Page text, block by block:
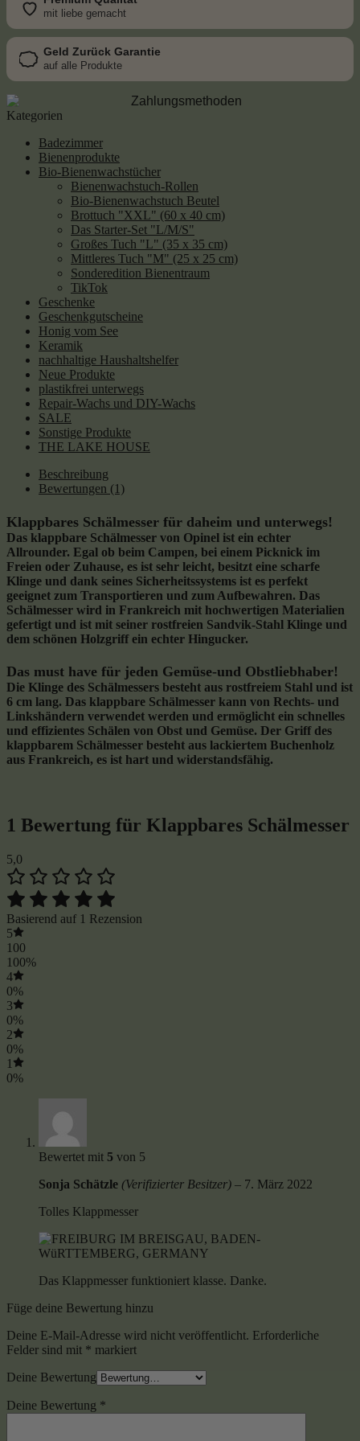
mit liebe gemacht
Geld Zurück Garantie
auf alle Produkte
Kategorien
Badezimmer
Bienenprodukte
Bio-Bienenwachstücher
Bienenwachstuch-Rollen
Bio-Bienenwachstuch Beutel
Brottuch "XXL" (60 x 40 cm)
Das Starter-Set "L/M/S"
Großes Tuch "L" (35 x 35 cm)
Mittleres Tuch "M" (25 x 25 cm)
Sonderedition Bienentraum
TikTok
Geschenke
Geschenkgutscheine
Honig vom See
Keramik
nachhaltige Haushaltshelfer
Neue Produkte
plastikfrei unterwegs
Repair-Wachs und DIY-Wachs
SALE
Sonstige Produkte
THE LAKE HOUSE
Beschreibung
Bewertungen (1)
Klappbares Schälmesser für daheim und unterwegs!
Das klappbare Schälmesser von Opinel ist ein echter
Allrounder. Egal ob beim Campen, bei einem Picknick im
Freien oder Zuhause, es ist sehr leicht, besitzt eine scharfe
Klinge und dank seines Sicherheitssystems ist es perfekt
geeignet zum Transportieren und zum Aufbewahren. Das
Schälmesser wird in Frankreich mit hochwertigen Materialien
gefertigt und ist mit seiner rostfreien Sandvik-Stahl Klinge und
dem schönen Holzgriff ein echter Hingucker.
Das must have für jeden Gemüse-und Obstliebhaber!
Die Klinge des Schälmessers besteht aus rostfreiem Stahl und ist
6 cm lang. Das klappbare Schälmesser kann von Rechts- und
Linkshändern verwendet werden und ermöglicht ein schnelles
und effizientes Schälen von Obst und Gemüse. Der Griff des
klappbarem Schälmesser besteht aus lackiertem Buchenholz
aus Frankreich, es ist hart und widerstandsfähig.
1 Bewertung für Klappbares Schälmesser
5,0
Basierend auf 1 Rezension
5
100
100%
4
0%
3
0%
2
0%
1
0%
Bewertet mit 5 von 5
Sonja Schätzle (Verifizierter Besitzer) – 7. März 2022
Tolles Klappmesser
Das Klappmesser funktioniert klasse. Danke.
Füge deine Bewertung hinzu
Deine E-Mail-Adresse wird nicht veröffentlicht. Erforderliche
Felder sind mit * markiert
Deine Bewertung
Deine Bewertung *